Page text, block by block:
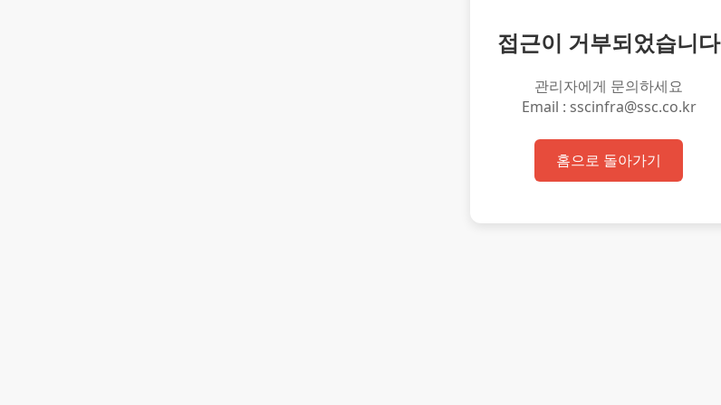
접근이 거부되었습니다
관리자에게 문의하세요
Email : sscinfra@ssc.co.kr
홈으로 돌아가기